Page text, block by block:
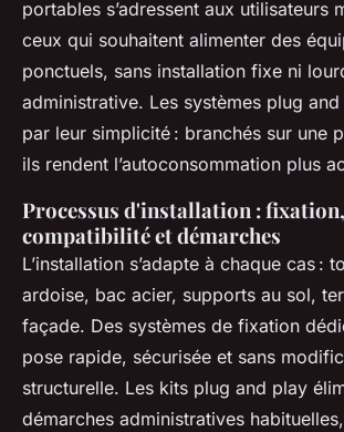
portables s’adressent aux utilisateurs
ceux qui souhaitent alimenter des
ponctuels, sans installation fixe ni
administrative. Les systèmes plug
par leur simplicité : branchés sur une
ils rendent l’autoconsommation plus
Processus d'installation : fixation,
compatibilité et démarches
L’installation s’adapte à chaque cas :
ardoise, bac acier, supports au sol,
façade. Des systèmes de fixation
pose rapide, sécurisée et sans
structurelle. Les kits plug and play
démarches administratives